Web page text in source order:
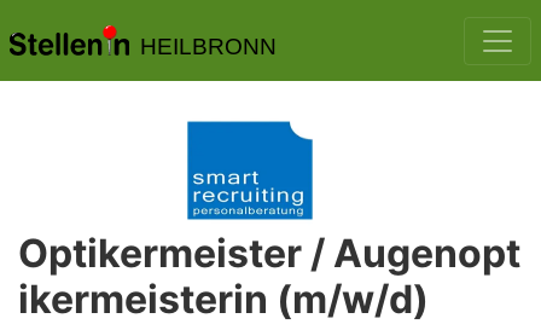
HEILBRONN
Optikermeister / Augenopt
ikermeisterin (m/w/d)